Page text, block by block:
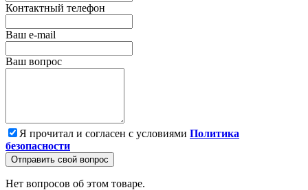
Контактный телефон
Ваш e-mail
Ваш вопрос
Я прочитал и согласен с условиями Политика
безопасности
Отправить свой вопрос
Нет вопросов об этом товаре.